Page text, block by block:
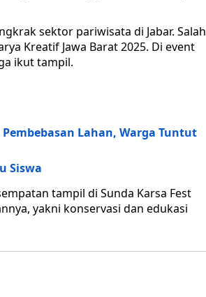
sektor pariwisata di Jabar. Salah
Kreatif Jawa Barat 2025. Di event
ikut tampil.
Lahan, Warga Tuntut
Siswa
tampil di Sunda Karsa Fest
yakni konservasi dan edukasi